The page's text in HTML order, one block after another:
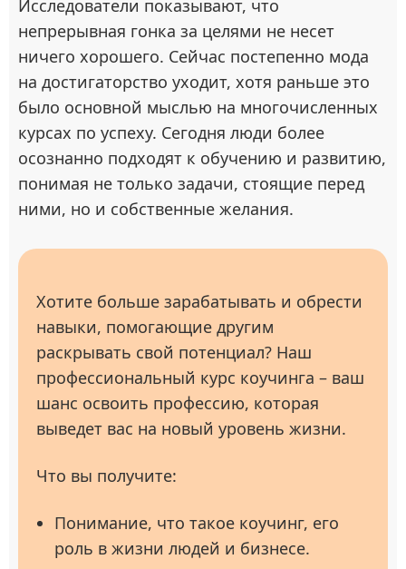
Исследователи показывают, что
непрерывная гонка за целями не несет
ничего хорошего. Сейчас постепенно мода
на достигаторство уходит, хотя раньше это
было основной мыслью на многочисленных
курсах по успеху. Сегодня люди более
осознанно подходят к обучению и развитию,
понимая не только задачи, стоящие перед
ними, но и собственные желания.
Хотите больше зарабатывать и обрести
навыки, помогающие другим
раскрывать свой потенциал? Наш
профессиональный курс коучинга – ваш
шанс освоить профессию, которая
выведет вас на новый уровень жизни.
Что вы получите:
Понимание, что такое коучинг, его
роль в жизни людей и бизнесе.